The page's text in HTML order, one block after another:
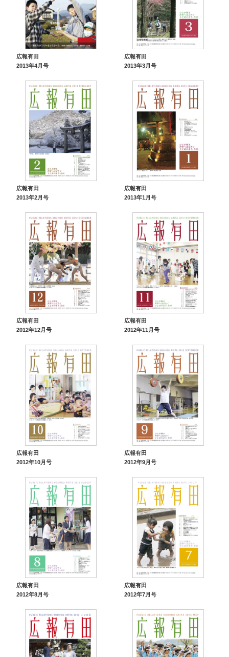
広報有田
2013年4月号
広報有田
2013年3月号
広報有田
2013年2月号
広報有田
2013年1月号
広報有田
2012年12月号
広報有田
2012年11月号
広報有田
2012年10月号
広報有田
2012年9月号
広報有田
2012年8月号
広報有田
2012年7月号